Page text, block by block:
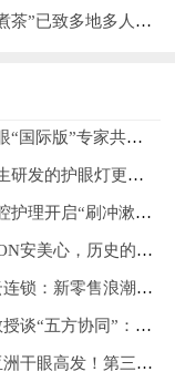
多人中毒，“围炉煮茶”是饮茶文化的崛起吗？
”专家共识，聆听眼表疾病全球之声
发的护眼灯更好吗？
开启“刷冲漱”三维净护时代
心，历史的沉淀，品质的保证
零售浪潮的领航者，邀您共创价值新高地
协同”：如何打出中国近视防控组合拳？
！第三届TFOS China解锁精准防治新路径